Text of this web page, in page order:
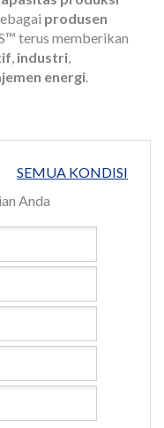
produsen
terus memberikan
, industri,
energi.
SEMUA KONDISI
Anda